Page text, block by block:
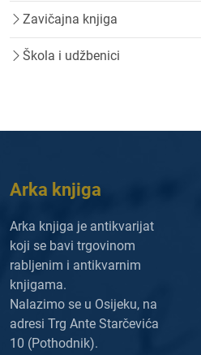
Zavičajna knjiga
Škola i udžbenici
Arka knjiga
Arka knjiga je antikvarijat
koji se bavi trgovinom
rabljenim i antikvarnim
knjigama.
Nalazimo se u Osijeku, na
adresi Trg Ante Starčevića
10 (Pothodnik).